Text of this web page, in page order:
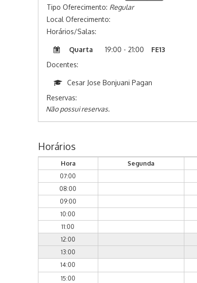
Tipo Oferecimento: Regular
Local Oferecimento:
Horários/Salas:
Quarta 19:00 - 21:00
FE13
Docentes:
Cesar Jose Bonjuani Pagan
Reservas:
Não possui reservas.
Horários
Hora Segunda
07:00
08:00
09:00
10:00
11:00
12:00
13:00
14:00
15:00